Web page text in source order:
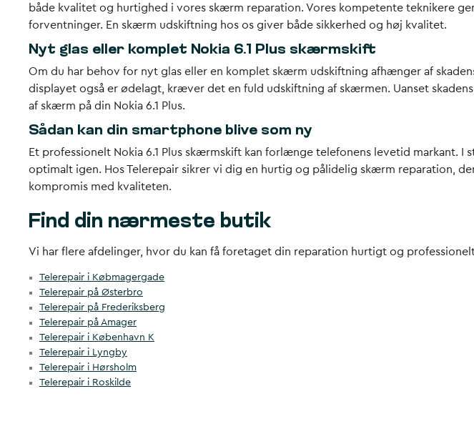
både kvalitet og hurtighed i vores skærm reparation. Vores kompetente teknikere
forventninger. En skærm udskiftning hos os giver både sikkerhed og høj kvalitet.
Nyt glas eller komplet Nokia 6.1 Plus skærmskift
Om du har behov for nyt glas eller en komplet skærm udskiftning afhænger af
displayet også er ødelagt, kræver det en fuld udskiftning af skærmen. Uanset
af skærm på din Nokia 6.1 Plus.
Sådan kan din smartphone blive som ny
Et professionelt Nokia 6.1 Plus skærmskift kan forlænge telefonens levetid markant.
optimalt igen. Hos Telerepair sikrer vi dig en hurtig og pålidelig skærm reparation,
kompromis med kvaliteten.
Find din nærmeste butik
Vi har flere afdelinger, hvor du kan få foretaget din reparation hurtigt og
Telerepair i Købmagergade
Telerepair på Østerbro
Telerepair på Frederiksberg
Telerepair på Amager
Telerepair i København K
Telerepair i Lyngby
Telerepair i Hørsholm
Telerepair i Roskilde